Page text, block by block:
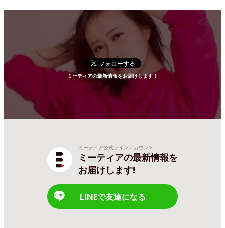
ミーティアの最新情報をお届けします！
ミーティア公式ラインアカウント
ミーティアの最新情報を
お届けします!
LINEで友達になる